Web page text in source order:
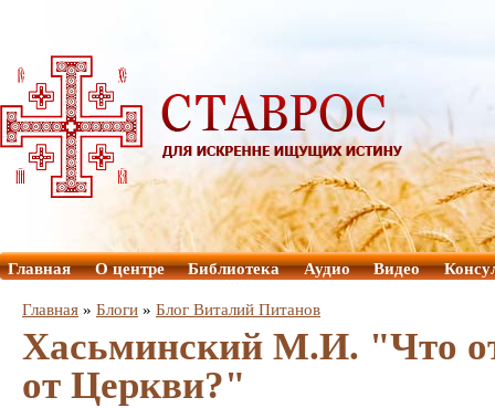
Главная О центре Библиотека Аудио Видео
Главная » Блоги » Блог Виталий Питанов
Хасьминский М.И. "Что
от Церкви?"